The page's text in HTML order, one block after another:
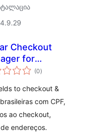
Checkout
for
Stores
(0საერთო
რეიტინგი
)
to checkout &
com CPF,
ao checkout,
endereços.